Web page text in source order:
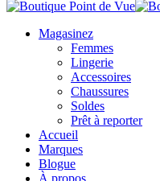
Magasinez
Femmes
Lingerie
Accessoires
Chaussures
Soldes
Prêt à reporter
Accueil
Marques
Blogue
À propos